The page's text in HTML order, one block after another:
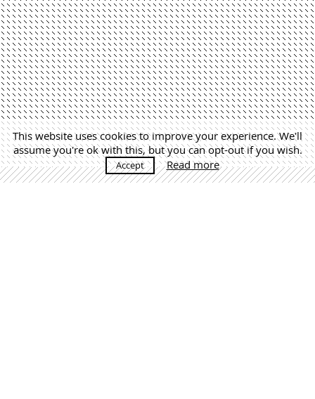
This website uses cookies to improve your experience. We'll
assume you're ok with this, but you can opt-out if you wish.
Accept Read more